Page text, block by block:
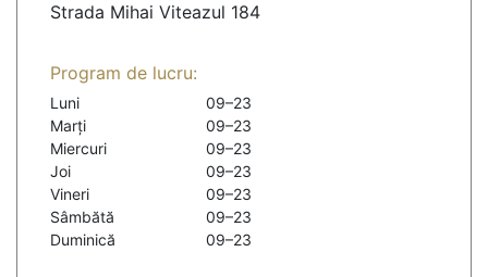
Strada Mihai Viteazul 184
Program de lucru:
Luni
09–23
Marți
09–23
Miercuri
09–23
Joi
09–23
Vineri
09–23
Sâmbătă
09–23
Duminică
09–23